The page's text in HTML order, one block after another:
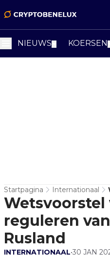
NIEUWS KOERSEN
Startpagina Internationaal
Wetsvoorstel
reguleren
Rusland
INTERNATIONAAL•30 JAN